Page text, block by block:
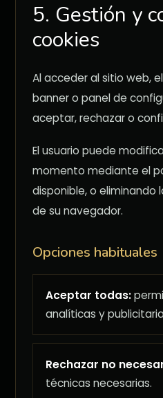
5. Gestión y
cookies
Al acceder al sitio web,
banner o panel de
aceptar, rechazar o
El usuario puede
momento mediante el
disponible, o eliminando
de su navegador.
Opciones habituales
Aceptar todas:
analíticas y
Rechazar no
técnicas necesarias.